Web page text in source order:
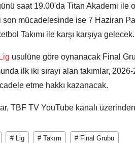
saat 19.00'da Titan Akademi ile
son mücadelesinde ise 7 Haziran
Takımı ile karşı karşıya gelecek.
Lig usulüne göre oynanacak Final
ilk iki sırayı alan takımlar,
etme hakkı kazanacak.
TBF TV YouTube kanalı
# Lig # Takım # Final Grubu